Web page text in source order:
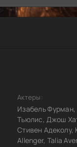
Актеры:
Изабель
Тьюлис, Джош
Стивен Адеколу,
Allenger, Talia